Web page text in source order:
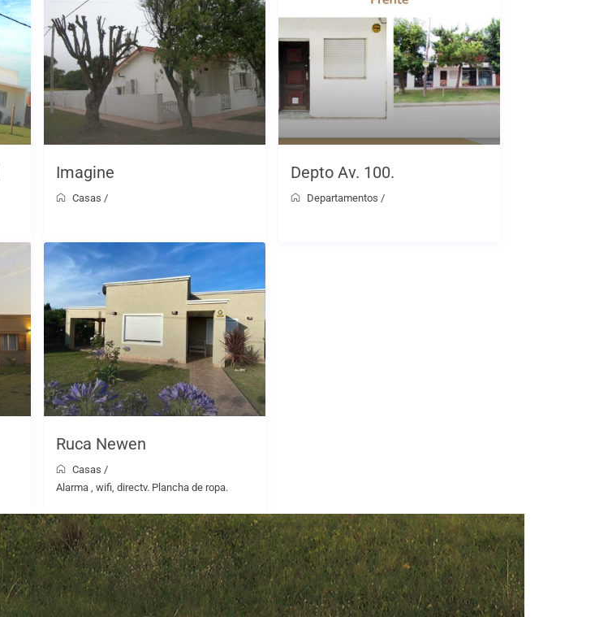
Imagine
Casas /
Depto Av. 100.
Departamentos /
Ruca Newen
Casas /
Alarma , wifi, directv. Plancha de ropa.